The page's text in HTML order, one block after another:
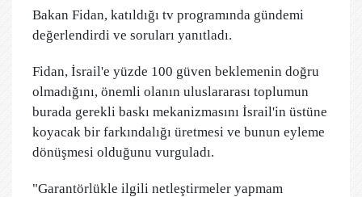
Bakan Fidan, katıldığı tv programında gündemi
değerlendirdi ve soruları yanıtladı.
Fidan, İsrail'e yüzde 100 güven beklemenin doğru
olmadığını, önemli olanın uluslararası toplumun
burada gerekli baskı mekanizmasını İsrail'in üstüne
koyacak bir farkındalığı üretmesi ve bunun eyleme
dönüşmesi olduğunu vurguladı.
"Garantörlükle ilgili netleştirmeler yapmam